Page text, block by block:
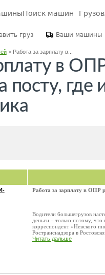
Поиск машин
груз Ваши машины
> Работа за зарплату в...
в
посту, где
Работа за зарплату в ОПР
Водители большегрузов
деньги – только потому,
корреспондент «Невского
Ространснадзора в
Читать дальше